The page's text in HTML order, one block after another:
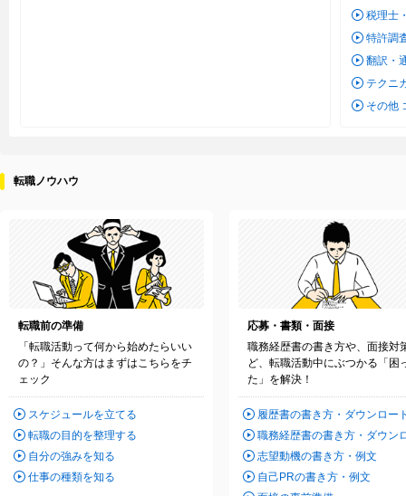
税理士
特許調
翻訳・
テクニ
その他
転職ノウハウ
転職前の準備
「転職活動って何から始めたらいい
の？」そんな方はまずはこちらをチ
ェック
スケジュールを立てる
転職の目的を整理する
自分の強みを知る
仕事の種類を知る
応募・書類・面接
職務経歴書の書き方や、面接対
ど、転職活動中にぶつかる「困
た」を解決！
履歴書の書き方・ダウンロー
職務経歴書の書き方・ダウン
志望動機の書き方・例文
自己PRの書き方・例文